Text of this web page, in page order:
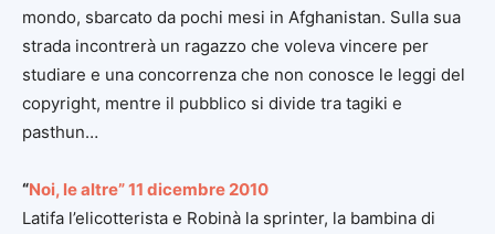
mondo, sbarcato da pochi mesi in Afghanistan. Sulla sua
strada incontrerà un ragazzo che voleva vincere per
studiare e una concorrenza che non conosce le leggi del
copyright, mentre il pubblico si divide tra tagiki e
pasthun…
“Noi, le altre” 11 dicembre 2010
Latifa l’elicotterista e Robinà la sprinter, la bambina di